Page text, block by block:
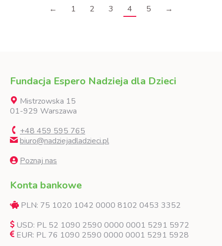
← 1 2 3 4 5 →
Fundacja Espero Nadzieja dla Dzieci
Mistrzowska 15
01-929 Warszawa
+48 459 595 765
biuro@nadziejadladzieci.pl
Poznaj nas
Konta bankowe
PLN: 75 1020 1042 0000 8102 0453 3352
USD: PL 52 1090 2590 0000 0001 5291 5972
EUR: PL 76 1090 2590 0000 0001 5291 5928